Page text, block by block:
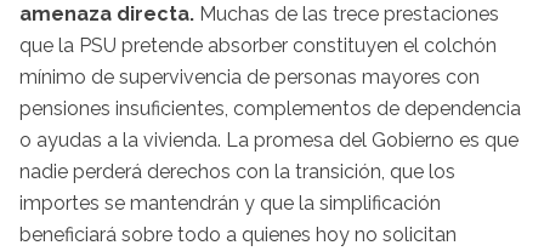
amenaza directa. Muchas de las trece prestaciones
que la PSU pretende absorber constituyen el colchón
mínimo de supervivencia de personas mayores con
pensiones insuficientes, complementos de dependencia
o ayudas a la vivienda. La promesa del Gobierno es que
nadie perderá derechos con la transición, que los
importes se mantendrán y que la simplificación
beneficiará sobre todo a quienes hoy no solicitan